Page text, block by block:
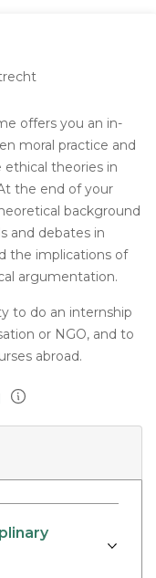
offers you an in-
moral practice and
theories in
the end of your
background
and debates in
the implications of
argumentation.
to do an internship
or NGO, and to
abroad.